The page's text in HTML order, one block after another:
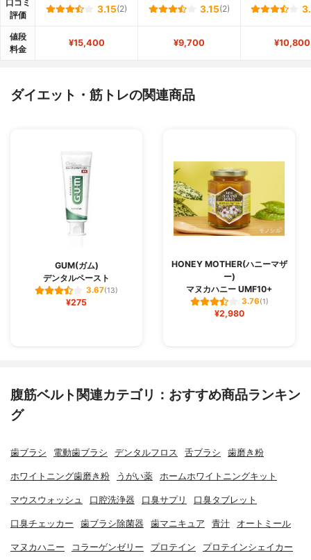
口コミ
評価
3.15(2) 3.15(2)
値段
料金
¥15,400 ¥9,700 ¥10,800
ダイエット・筋トレの関連商品
GUM(ガム)
デンタルペースト
3.67(13)
¥275
HONEY MOTHER(ハニーマザ
ー)
マヌカハニー UMF10+
3.76(1)
¥2,980
腹筋ベルト関連カテゴリ：おすすめ商品ランキン
グ
歯ブラシ 電動歯ブラシ デンタルフロス 舌ブラシ 歯磨き粉
ホワイトニング歯磨き粉 うがい薬 ホームホワイトニングキット
マウスウォッシュ 口腔洗浄器 口臭サプリ 口臭タブレット
口臭チェッカー 歯ブラシ除菌器 歯マニキュア 青汁 オートミール
マヌカハニー コラーゲンゼリー プロテイン プロテインシェイカー